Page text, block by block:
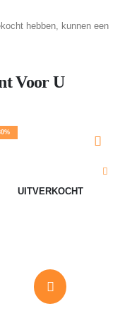
hebben, kunnen een
Voor U
UITVERKOCHT